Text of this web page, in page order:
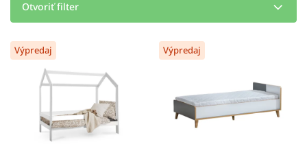
o
d
Otvoriť filter
V
ýVýpredaj Výpredaj